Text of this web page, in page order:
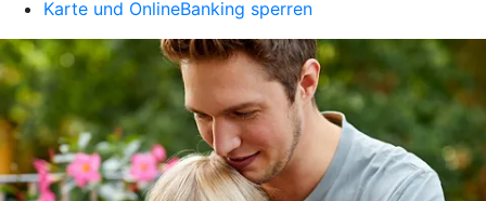
Karte und OnlineBanking sperren